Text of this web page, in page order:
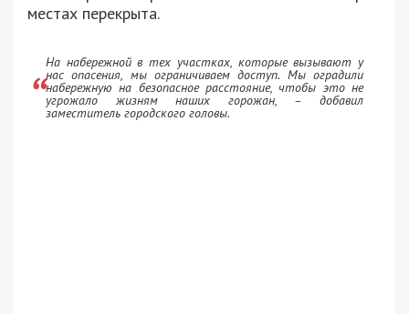
местах перекрыта.
На набережной в тех участках, которые вызывают у
нас опасения, мы ограничиваем доступ. Мы оградили
набережную на безопасное расстояние, чтобы это не
угрожало жизням наших горожан, – добавил
заместитель городского головы.